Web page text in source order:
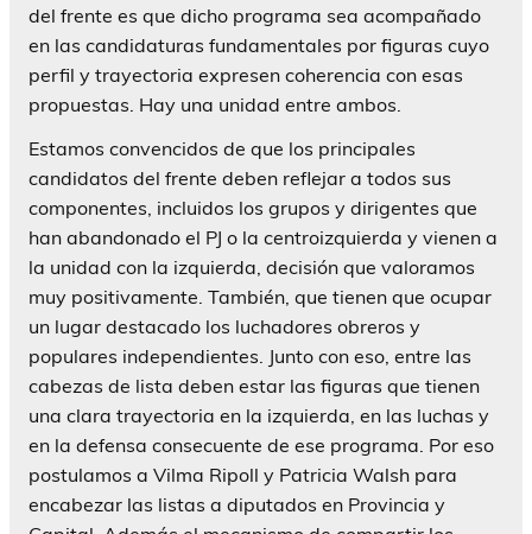
del frente es que dicho programa sea acompañado
en las candidaturas fundamentales por figuras cuyo
perfil y trayectoria expresen coherencia con esas
propuestas. Hay una unidad entre ambos.
Estamos convencidos de que los principales
candidatos del frente deben reflejar a todos sus
componentes, incluidos los grupos y dirigentes que
han abandonado el PJ o la centroizquierda y vienen a
la unidad con la izquierda, decisión que valoramos
muy positivamente. También, que tienen que ocupar
un lugar destacado los luchadores obreros y
populares independientes. Junto con eso, entre las
cabezas de lista deben estar las figuras que tienen
una clara trayectoria en la izquierda, en las luchas y
en la defensa consecuente de ese programa. Por eso
postulamos a Vilma Ripoll y Patricia Walsh para
encabezar las listas a diputados en Provincia y